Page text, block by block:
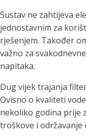
Sustav ne zahtijeva
jednostavnim za
rješenjem. Također
važno za
napitaka.
Dug vijek trajanja
Ovisno o kvaliteti
nekoliko godina prije
troškove i održavanje